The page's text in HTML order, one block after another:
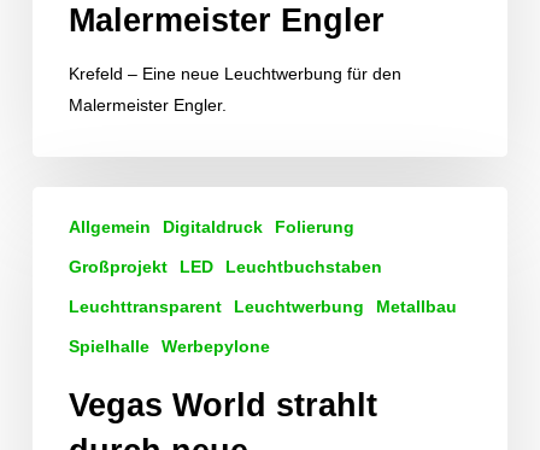
Malermeister Engler
Krefeld – Eine neue Leuchtwerbung für den
Malermeister Engler.
World
strahlt
Lichtwerbung
Allgemein Digitaldruck Folierung
Großprojekt LED Leuchtbuchstaben
Leuchttransparent Leuchtwerbung Metallbau
Spielhalle Werbepylone
Vegas World strahlt